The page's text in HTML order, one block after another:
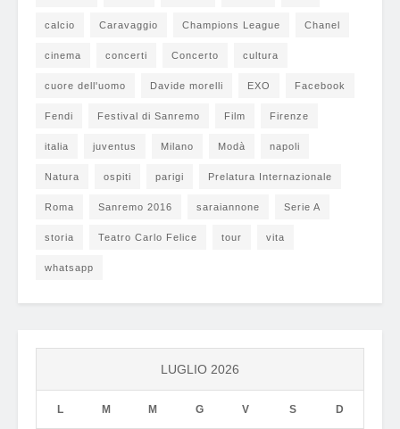
calcio Caravaggio Champions League Chanel
cinema concerti Concerto cultura
cuore dell'uomo Davide morelli EXO Facebook
Fendi Festival di Sanremo Film Firenze
italia juventus Milano Modà napoli
Natura ospiti parigi Prelatura Internazionale
Roma Sanremo 2016 saraiannone Serie A
storia Teatro Carlo Felice tour vita
whatsapp
LUGLIO 2026
L M M G V S D